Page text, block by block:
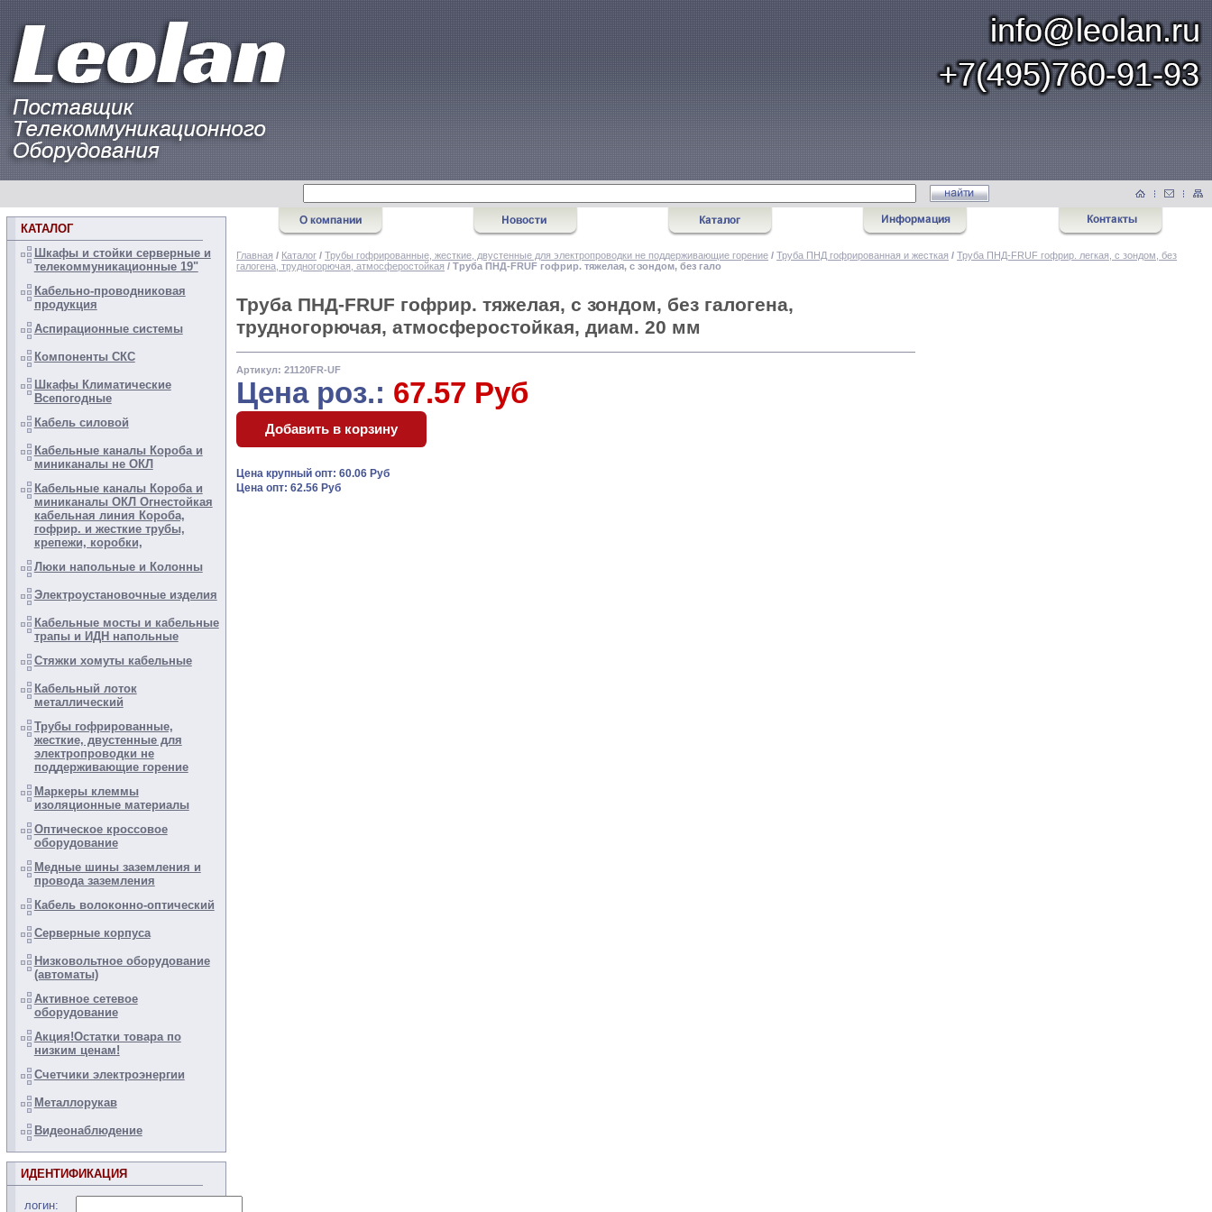
КАТАЛОГ
Шкафы и стойки серверные и
телекоммуникационные 19"
Кабельно-проводниковая
продукция
Аспирационные системы
Компоненты СКС
Шкафы Климатические
Всепогодные
Кабель силовой
Кабельные каналы Короба и
миниканалы не ОКЛ
Кабельные каналы Короба и
миниканалы ОКЛ Огнестойкая
кабельная линия Короба,
гофрир. и жесткие трубы,
крепежи, коробки,
Люки напольные и Колонны
Электроустановочные изделия
Кабельные мосты и кабельные
трапы и ИДН напольные
Стяжки хомуты кабельные
Кабельный лоток
металлический
Трубы гофрированные,
жесткие, двустенные для
электропроводки не
поддерживающие горение
Маркеры клеммы
изоляционные материалы
Оптическое кроссовое
оборудование
Медные шины заземления и
провода заземления
Кабель волоконно-оптический
Серверные корпуса
Низковольтное оборудование
(автоматы)
Активное сетевое
оборудование
Акция!Остатки товара по
низким ценам!
Счетчики электроэнергии
Металлорукав
Видеонаблюдение
ИДЕНТИФИКАЦИЯ
логин:
Главная / Каталог /Трубы гофрированные, жесткие, двустенные для электропроводки не поддерживающие горение /Труба ПНД гофрированная и жесткая /Труба ПНД-FRUF гофрир. легкая, с зондом, без
галогена, трудногорючая, атмосферостойкая / Труба ПНД-FRUF гофрир. тяжелая, с зондом, без гало
Труба ПНД-FRUF гофрир. тяжелая, с зондом, без галогена,
трудногорючая, атмосферостойкая, диам. 20 мм
Артикул: 21120FR-UF
Цена роз.: 67.57 Руб
Цена крупный опт: 60.06 Руб
Цена опт: 62.56 Руб